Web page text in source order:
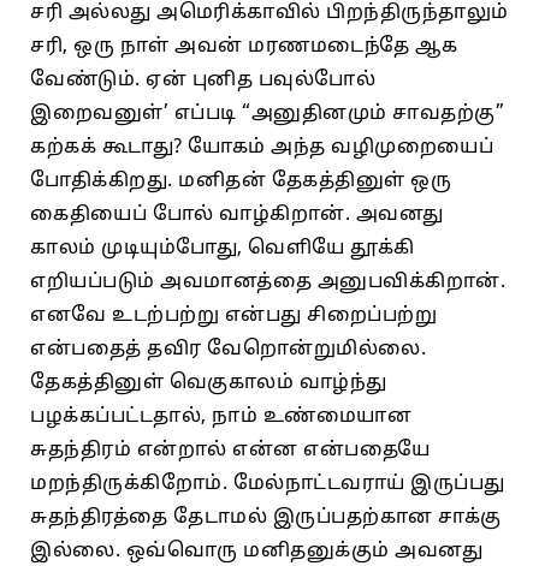
சரி அல்லது அமெரிக்காவில்‌ பிறந்திருந்தாலும்‌
சரி, ஒரு நாள்‌ அவன்‌ மரணமடைந்தே ஆக
வேண்டும்‌. ஏன் புனித பவுல்போல்‌
இறைவனுள்‌’ எப்படி “அனுதினமும்‌ சாவதற்கு”
கற்கக்‌ கூடாது? யோகம்‌ அந்த வழிமுறையைப்‌
போதிக்கிறது. மனிதன்‌ தேகத்தினுள்‌ ஒரு
கைதியைப்‌ போல்‌ வாழ்கிறான்‌. அவனது
காலம்‌ முடியும்போது, வெளியே தூக்கி
எறியப்படும்‌ அவமானத்தை அனுபவிக்கிறான்‌.
எனவே உடற்பற்று என்பது சிறைப்பற்று
என்பதைத்‌ தவிர வேறொன்றுமில்லை.
தேகத்தினுள்‌ வெகுகாலம்‌ வாழ்ந்து
பழக்கப்பட்டதால்‌, நாம்‌ உண்மையான
சுதந்திரம்‌ என்றால்‌ என்ன என்பதையே
மறந்திருக்கிறோம்‌. மேல்நாட்டவராய்‌ இருப்பது
சுதந்திரத்தை தேடாமல்‌ இருப்பதற்கான சாக்கு
இல்லை. ஒவ்வொரு மனிதனுக்கும்‌ அவனது